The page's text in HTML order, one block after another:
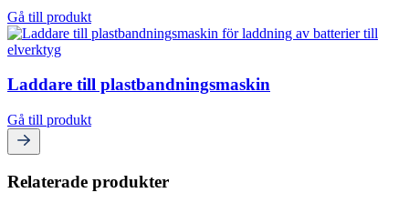
Gå till produkt
Laddare till plastbandningsmaskin
Gå till produkt
Relaterade produkter